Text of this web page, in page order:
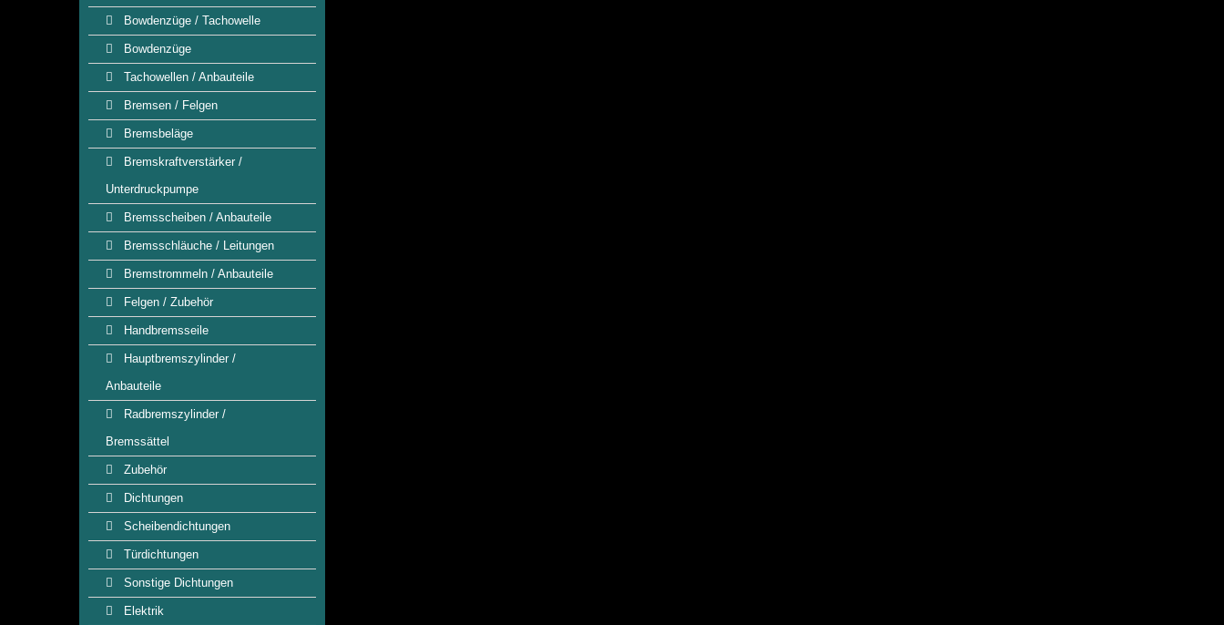
Bowdenzüge / Tachowelle
Bowdenzüge
Tachowellen / Anbauteile
Bremsen / Felgen
Bremsbeläge
Bremskraftverstärker /
Unterdruckpumpe
Bremsscheiben / Anbauteile
Bremsschläuche / Leitungen
Bremstrommeln / Anbauteile
Felgen / Zubehör
Handbremsseile
Hauptbremszylinder /
Anbauteile
Radbremszylinder /
Bremssättel
Zubehör
Dichtungen
Scheibendichtungen
Türdichtungen
Sonstige Dichtungen
Elektrik